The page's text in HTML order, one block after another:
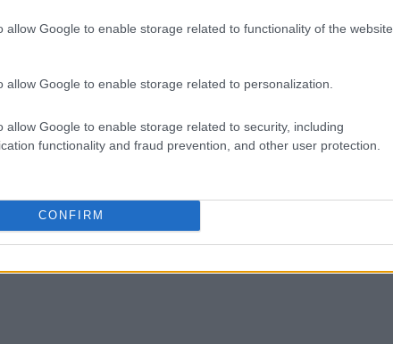
allow Google to enable storage related to functionality of the website
allow Google to enable storage related to personalization.
allow Google to enable storage related to security, including
functionality and fraud prevention, and other user protection.
CONFIRM
con la crisi del settore editoriale tradizionale.
una potente dirigente di un gruppo di
Questo sviluppo dei personaggi è
vivendo nel mercato e delle sfide
e rilevante. Ti sei mai chiesto come un film